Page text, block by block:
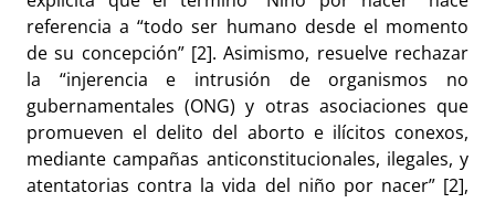
referencia a “todo ser humano desde el momento
de su concepción” [2]. Asimismo, resuelve rechazar
la “injerencia e intrusión de organismos no
gubernamentales (ONG) y otras asociaciones que
promueven el delito del aborto e ilícitos conexos,
mediante campañas anticonstitucionales, ilegales, y
atentatorias contra la vida del niño por nacer” [2],